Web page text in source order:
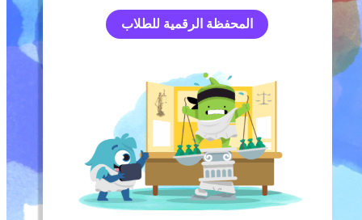
المحفظة الرقمية للطلاب